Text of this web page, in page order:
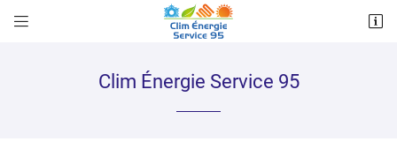
 
07 86 88 01 29Clim Énergie Service 95